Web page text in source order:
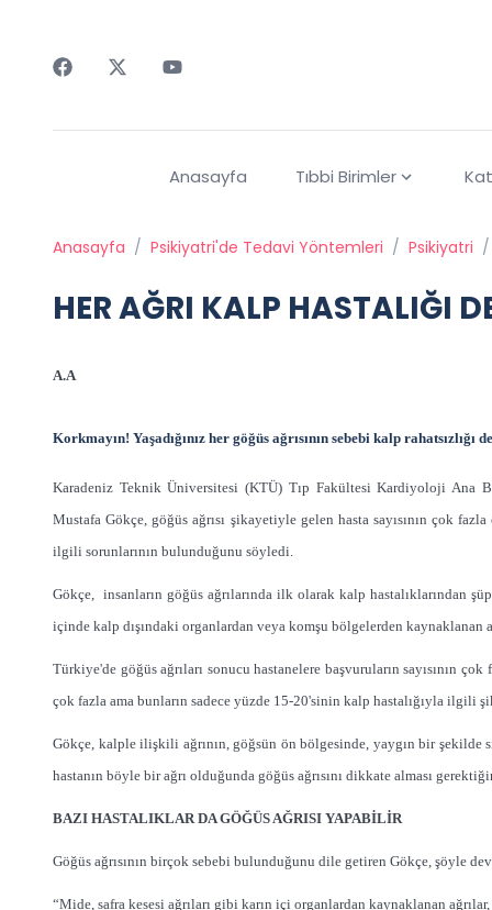
Anasayfa Tıbbi Birimler
Anasayfa / Psikiyatri'de Tedavi Yöntemleri / Psikiyatri /
HER AĞRI KALP HASTALIĞI
A.A
Korkmayın! Yaşadığınız her göğüs ağrısının sebebi kalp rahatsızlığı
Karadeniz Teknik Üniversitesi (KTÜ) Tıp Fakültesi Kardiyoloji Ana
Mustafa Gökçe, göğüs ağrısı şikayetiyle gelen hasta sayısının çok
ilgili sorunlarının bulunduğunu söyledi.
Gökçe, insanların göğüs ağrılarında ilk olarak kalp hastalıklarından
içinde kalp dışındaki organlardan veya komşu bölgelerden
Türkiye'de göğüs ağrıları sonucu hastanelere başvuruların sayısının
çok fazla ama bunların sadece yüzde 15-20'sinin kalp hastalığıyla ilgili
Gökçe, kalple ilişkili ağrının, göğsün ön bölgesinde, yaygın bir şekilde
hastanın böyle bir ağrı olduğunda göğüs ağrısını dikkate alması
BAZI HASTALIKLAR DA GÖĞÜS AĞRISI YAPABİLİR
Göğüs ağrısının birçok sebebi bulunduğunu dile getiren Gökçe, şöyle
“Mide, safra kesesi ağrıları gibi karın içi organlardan kaynaklanan